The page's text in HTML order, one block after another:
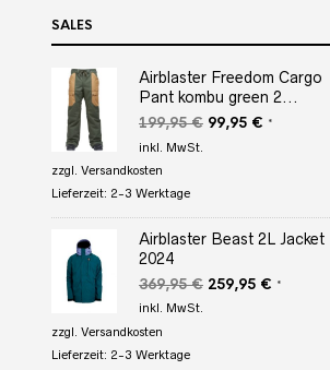
SALES
Airblaster Freedom Cargo
Pant kombu green 2...
199,95€ Ursprünglicher
99,95 € Aktueller
*
inkl. MwSt.
zzgl. Versandkosten
Lieferzeit: 2-3 Werktage
Airblaster Beast 2L Jacket
2024
369,95€ Ursprünglicher
259,95 € Aktueller
*
inkl. MwSt.
zzgl. Versandkosten
Lieferzeit: 2-3 Werktage